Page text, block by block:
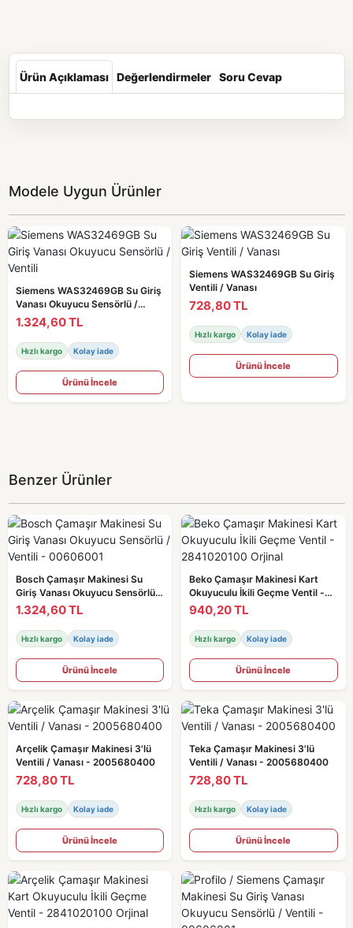
Ürün Açıklaması Değerlendirmeler Soru Cevap
Modele Uygun Ürünler
Siemens WAS32469GB Su Giriş
Vanası Okuyucu Sensörlü /
Ventili
1.324,60 TL
Hızlı kargo Kolay iade
Ürünü İncele
Siemens WAS32469GB Su Giriş
Ventili / Vanası
728,80 TL
Hızlı kargo Kolay iade
Ürünü İncele
Benzer Ürünler
Bosch Çamaşır Makinesi Su
Giriş Vanası Okuyucu Sensörlü /
Ventili - 00606001
1.324,60 TL
Hızlı kargo Kolay iade
Ürünü İncele
Beko Çamaşır Makinesi Kart
Okuyuculu İkili Geçme Ventil -
2841020100 Orjinal
940,20 TL
Hızlı kargo Kolay iade
Ürünü İncele
Arçelik Çamaşır Makinesi 3'lü
Ventili / Vanası - 2005680400
728,80 TL
Hızlı kargo Kolay iade
Ürünü İncele
Teka Çamaşır Makinesi 3'lü
Ventili / Vanası - 2005680400
728,80 TL
Hızlı kargo Kolay iade
Ürünü İncele